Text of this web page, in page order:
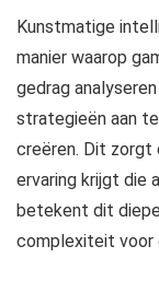
Kunstmatige
manier waarop
gedrag
strategieën aan
creëren. Dit zorgt
ervaring krijgt die
betekent dit
complexiteit voor